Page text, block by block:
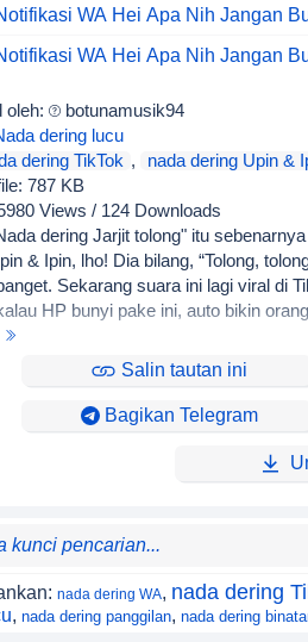
WA Hei Apa Nih Jangan
WA Hei Apa Nih Jangan
oleh:
botunamusik94
dering lucu
dering TikTok ,
nada dering Upin &
787 KB
Views / 124 Downloads
dering Jarjit tolong" itu
& Ipin, lho! Dia bilang, “Tolong,
Sekarang suara ini lagi viral di
HP bunyi pake ini, auto bikin
Salin tautan ini
Bagikan Telegram
nada dering WA, nada dering
, nada dering panggilan, nada dering